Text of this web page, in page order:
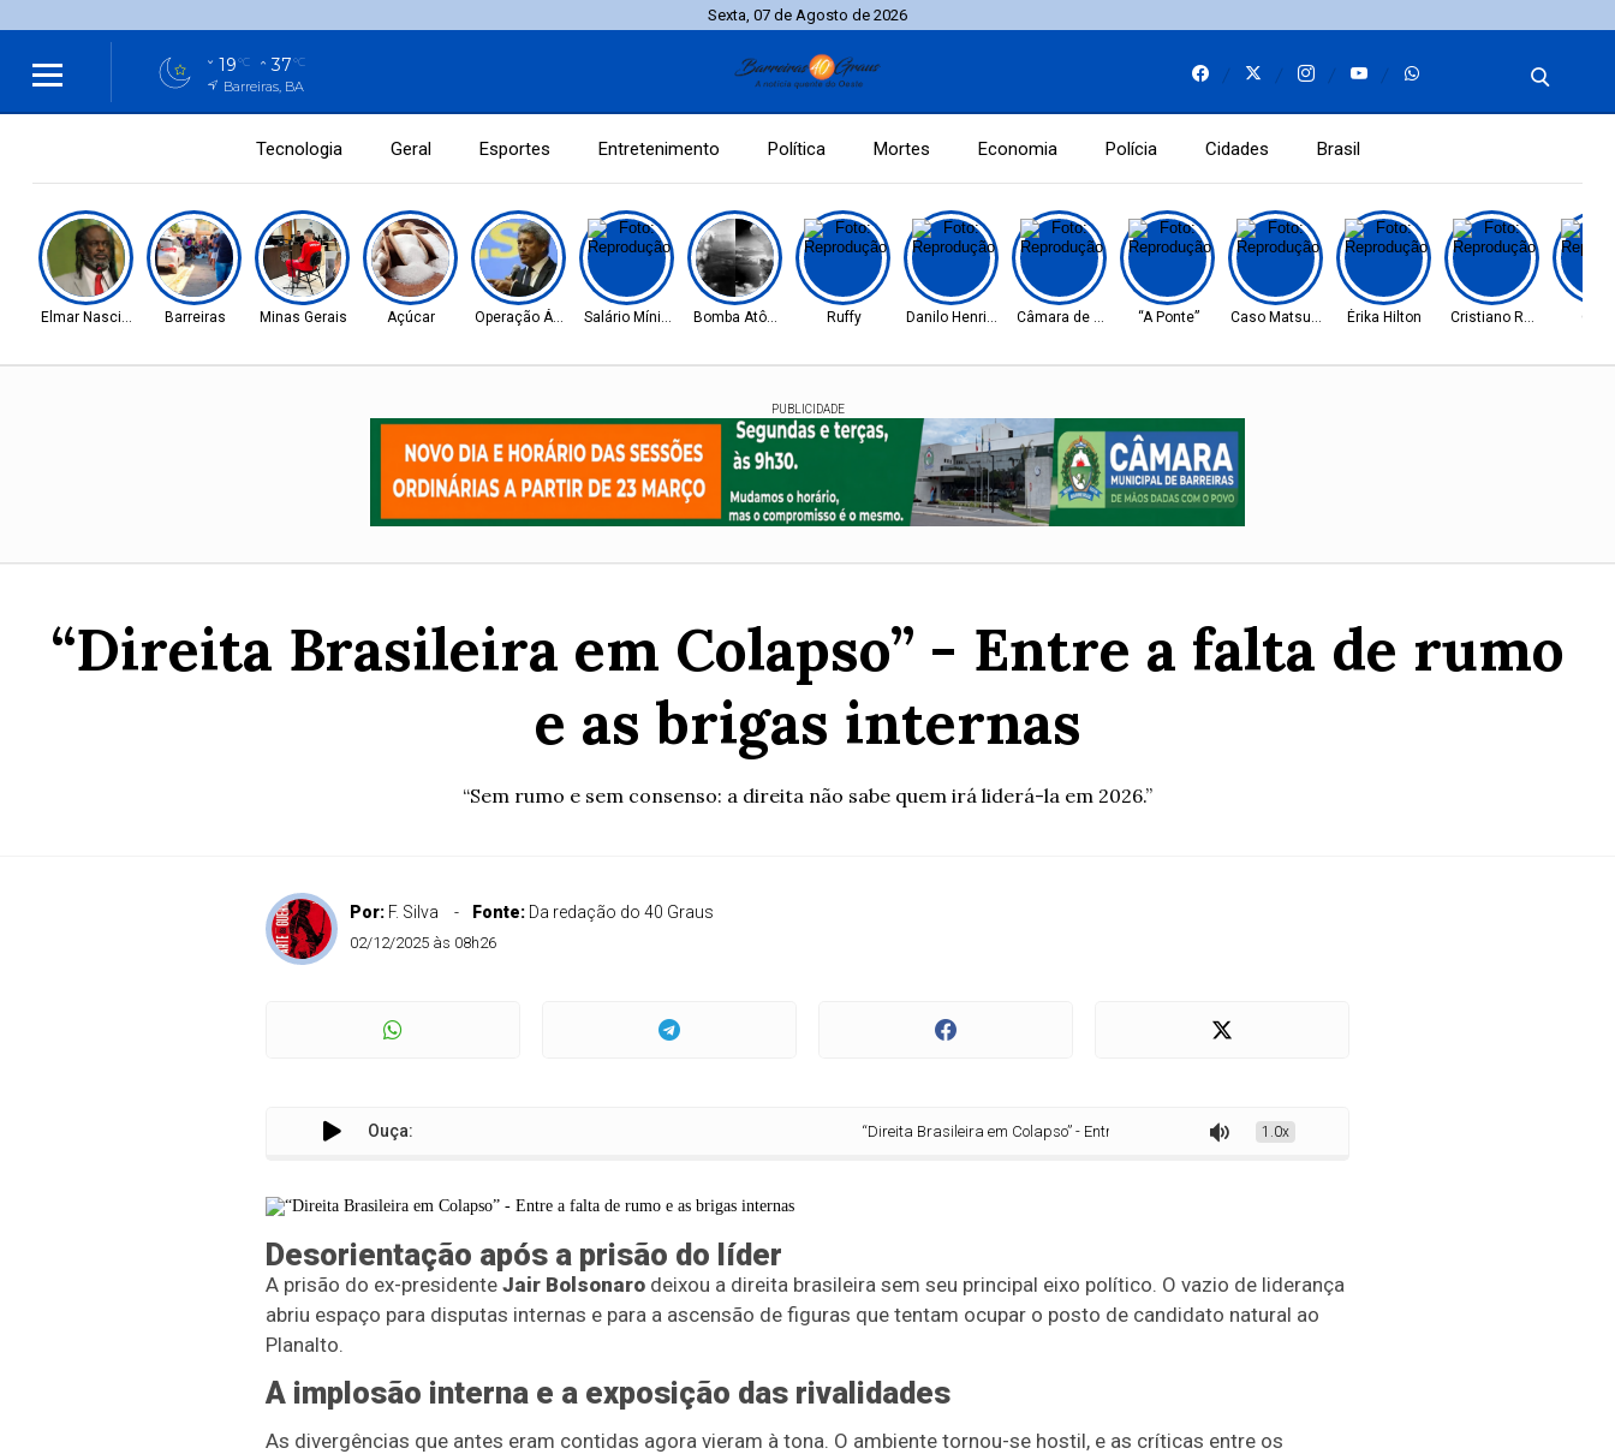
Sexta, 07 de Agosto de 2026
19°C 37°C
Barreiras, BA
Tecnologia Geral Esportes Entretenimento Política Mortes Economia Polícia Cidades Brasil
Elmar Nascimento Barreiras Minas Gerais Açúcar Operação Ágio Salário Mínimo Bomba Atômica Ruffy Danilo Henrique Câmara de Barreiras“A Ponte” Caso Matsunaga Érika Hilton Cristiano Ronaldo
PUBLICIDADE
“Direita Brasileira em Colapso” - Entre a falta de rumo
e as brigas internas
“Sem rumo e sem consenso: a direita não sabe quem irá liderá-la em 2026.”
Por: F. Silva Fonte: Da redação do 40 Graus
02/12/2025 às 08h26
Ouça: “Direita Brasileira em Colapso” - Entre a falta de rumo e as brigas internas
1.0x
Desorientação após a prisão do líder
A prisão do ex-presidente Jair Bolsonarodeixou a direita brasileira sem seu principal eixo político. O vazio de liderança
abriu espaço para disputas internas e para a ascensão de figuras que tentam ocupar o posto de candidato natural ao
Planalto.
A implosão interna e a exposição das rivalidades
As divergências que antes eram contidas agora vieram à tona. O ambiente tornou-se hostil, e as críticas entre os